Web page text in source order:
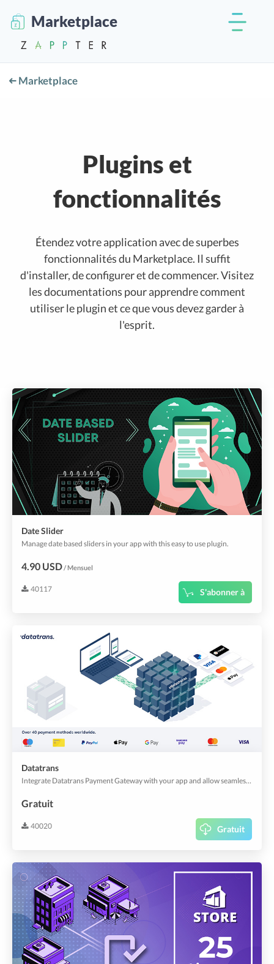
Marketplace
Marketplace
Plugins et
fonctionnalités
Étendez votre application avec de superbes
fonctionnalités du Marketplace. Il suffit
d'installer, de configurer et de commencer. Visitez
les documentations pour apprendre comment
utiliser le plugin et ce que vous devez garder à
l'esprit.
Date Slider
Manage date based sliders in your app with this easy to use plugin.
4.90 USD/ Mensuel
40117 S'abonner à
Datatrans
Integrate Datatrans Payment Gateway with your app and allow seamless payments!
Gratuit
40020 Gratuit